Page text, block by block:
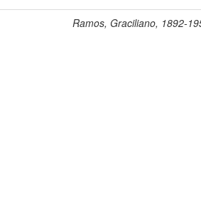
Ramos, Graciliano, 1892-